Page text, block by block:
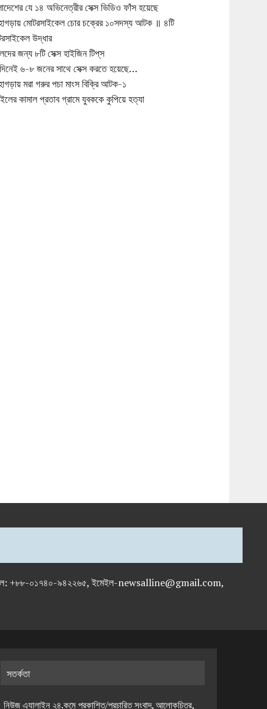
যে ১৪ অভিনেত্রীর সেক্স ভিডিও ফাঁস হয়েছে
মোটরসাইকেল চোর চক্রের ১০সদস্য আটক ॥ ৪টি
উদ্ধার
জন্য ৮টি সেক্স হাইজিন টিপ্‌স
৬-৮ জনের সাথে সেক্স করতে হয়েছে…
মরা গরুর পচা মাংস বিক্রি আটক-১
কামাল প্রতাব গ্রামে যুবককে কুপিয়ে হত্যা
মোবাইল: +৮৮-০১৭৪০-৯৪২২৬৫, ইমেইল-newsalline@gmail.com,
সতর্কতা
নিউজ এ্যালাইন ২৪.কমে প্রকাশিত/প্রচারিত সংবাদ, আলোকচিত্র,